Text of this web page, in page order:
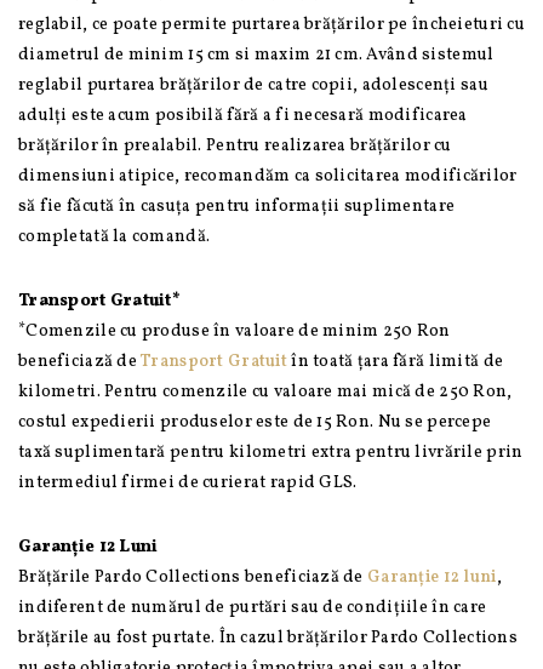
reglabil, ce poate permite purtarea brățărilor pe încheieturi cu
diametrul de minim 15 cm si maxim 21 cm. Având sistemul
reglabil purtarea brățărilor de catre copii, adolescenți sau
adulți este acum posibilă fără a fi necesară modificarea
brățărilor în prealabil. Pentru realizarea brățărilor cu
dimensiuni atipice, recomandăm ca solicitarea modificărilor
să fie făcută în casuța pentru informații suplimentare
completată la comandă.
Transport Gratuit*
*Comenzile cu produse în valoare de minim 250 Ron
beneficiază deTransport Gratuitîn toată țara fără limită de
kilometri. Pentru comenzile cu valoare mai mică de 250 Ron,
costul expedierii produselor este de 15 Ron. Nu se percepe
taxă suplimentară pentru kilometri extra pentru livrările prin
intermediul firmei de curierat rapid GLS.
Garanție 12 Luni
Brățările Pardo Collections beneficiază de Garanție 12 luni,
indiferent de numărul de purtări sau de condițiile în care
brățările au fost purtate. În cazul brățărilor Pardo Collections